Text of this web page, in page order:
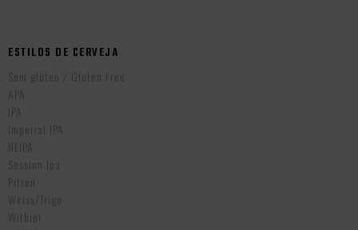
ESTILOS DE CERVEJA
Sem glúten / Gluten Free
APA
IPA
Imperial IPA
NEIPA
Session Ipa
Pilsen
Weiss/Trigo
Witbier